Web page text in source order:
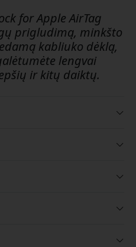
for Apple AirTag
prigludimą, minkšto
kabliuko dėklą,
lengvai
ir kitų daiktų.